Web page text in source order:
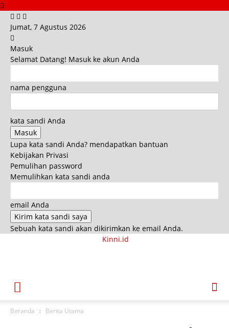
Jumat, 7 Agustus 2026
Masuk
Selamat Datang! Masuk ke akun Anda
nama pengguna
kata sandi Anda
Lupa kata sandi Anda? mendapatkan bantuan
Kebijakan Privasi
Pemulihan password
Memulihkan kata sandi anda
email Anda
Sebuah kata sandi akan dikirimkan ke email Anda.
Kinni.id
Beranda Berita Utama